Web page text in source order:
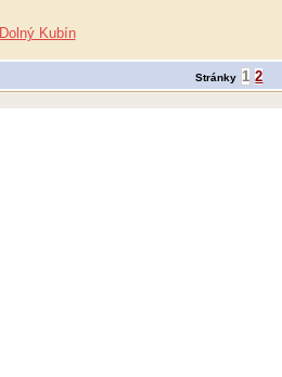
Dolný Kubín
Stránky 1 2